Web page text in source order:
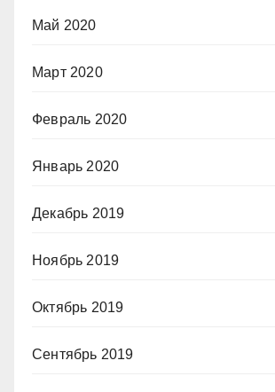
Май 2020
Март 2020
Февраль 2020
Январь 2020
Декабрь 2019
Ноябрь 2019
Октябрь 2019
Сентябрь 2019